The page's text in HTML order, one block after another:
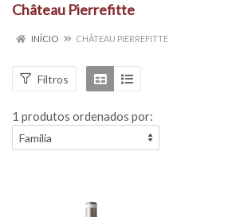
Château Pierrefitte
INÍCIO CHÂTEAU PIERREFITTE
Filtros
1 produtos ordenados por: